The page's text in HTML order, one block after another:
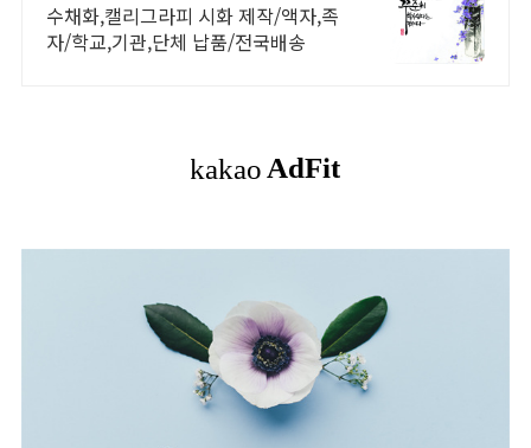
수채화,캘리그라피 시화 제작/액자,족
자/학교,기관,단체 납품/전국배송